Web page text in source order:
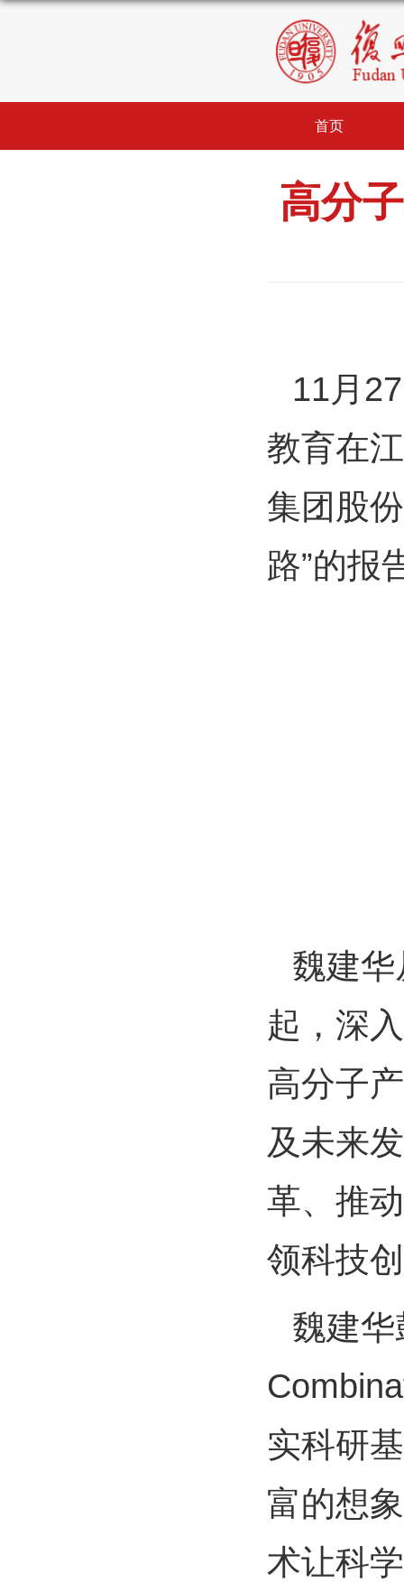
首页
高分
11月
教育在
集团股
路”的报
魏建
起，深
高分子
及未来
革、推
领科技
魏建华
实科研
富的想
术让科